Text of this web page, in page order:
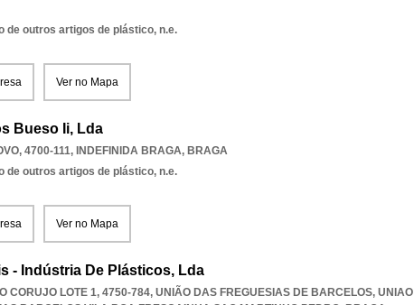
de outros artigos de plástico, n.e.
Ver no Mapa
Bueso Ii, Lda
4700-111, INDEFINIDA BRAGA, BRAGA
de outros artigos de plástico, n.e.
Ver no Mapa
- Indústria De Plásticos, Lda
CORUJO LOTE 1, 4750-784, UNIÃO DAS FREGUESIAS DE BARCELOS, UNIAO